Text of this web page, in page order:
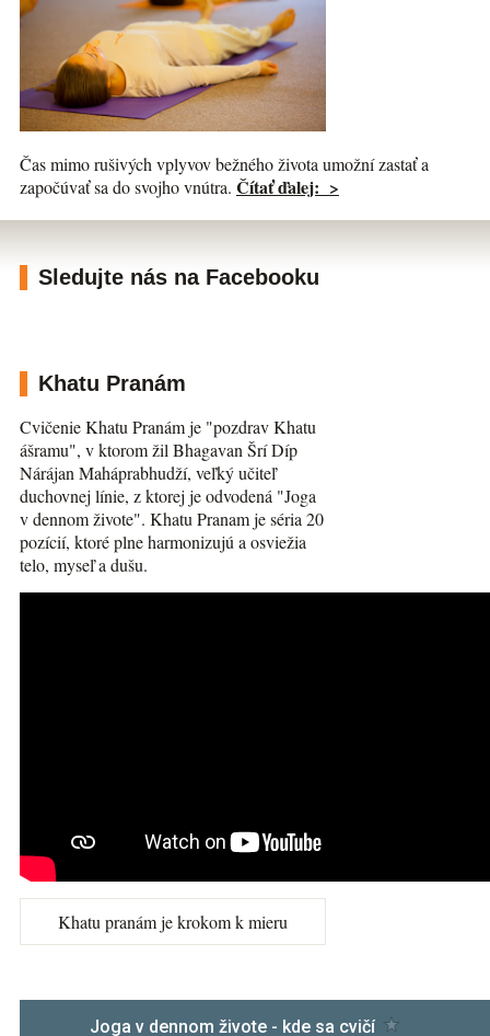
Čas mimo rušivých vplyvov bežného života umožní zastať a
započúvať sa do svojho vnútra. Čítať ďalej: >
Sledujte nás na Facebooku
Khatu Pranám
Cvičenie Khatu Pranám je "pozdrav Khatu
ášramu", v ktorom žil Bhagavan Šrí Díp
Nárájan Maháprabhudží, veľký učiteľ
duchovnej línie, z ktorej je odvodená "Joga
v dennom živote". Khatu Pranam je séria 20
pozícií, ktoré plne harmonizujú a osviežia
telo, myseľ a dušu.
Khatu pranám je krokom k mieru